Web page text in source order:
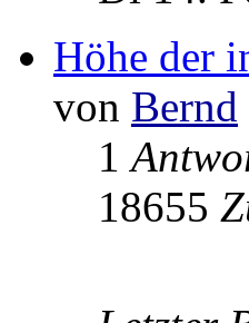
Höhe der
von Bernd
1
18655